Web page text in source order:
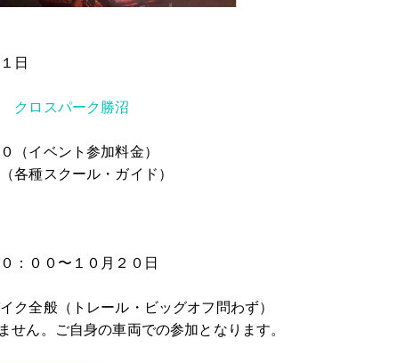
日
クロスパーク勝沼
（イベント参加料金）
各種スクール・ガイド）
：００〜１０月２０日
ク全般（トレール・ビッグオフ問わず）
ん。ご自身の車両での参加となります。